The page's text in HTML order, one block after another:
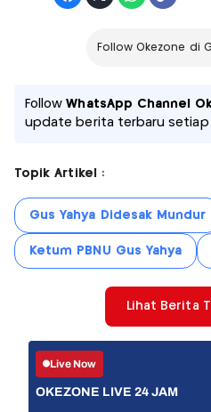
Follow Okezone di
FollowWhatsApp Channel
update berita terbaru setiap
Topik Artikel :
Gus Yahya Didesak Mundur
Ketum PBNU Gus Yahya
Lihat Berita
Live Now
OKEZONE LIVE 24 JAM